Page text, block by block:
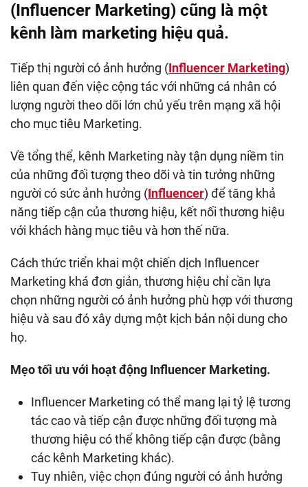
(Influencer Marketing) cũng là một
kênh làm marketing hiệu quả.
Tiếp thị người có ảnh hưởng (Influencer Marketing)
liên quan đến việc cộng tác với những cá nhân có
lượng người theo dõi lớn chủ yếu trên mạng xã hội
cho mục tiêu Marketing.
Về tổng thể, kênh Marketing này tận dụng niềm tin
của những đối tượng theo dõi và tin tưởng những
người có sức ảnh hưởng (Influencer) để tăng khả
năng tiếp cận của thương hiệu, kết nối thương hiệu
với khách hàng mục tiêu và hơn thế nữa.
Cách thức triển khai một chiến dịch Influencer
Marketing khá đơn giản, thương hiệu chỉ cần lựa
chọn những người có ảnh hưởng phù hợp với thương
hiệu và sau đó xây dựng một kịch bản nội dung cho
họ.
Mẹo tối ưu với hoạt động Influencer Marketing.
Influencer Marketing có thể mang lại tỷ lệ tương
tác cao và tiếp cận được những đối tượng mà
thương hiệu có thể không tiếp cận được (bằng
các kênh Marketing khác).
Tuy nhiên, việc chọn đúng người có ảnh hưởng